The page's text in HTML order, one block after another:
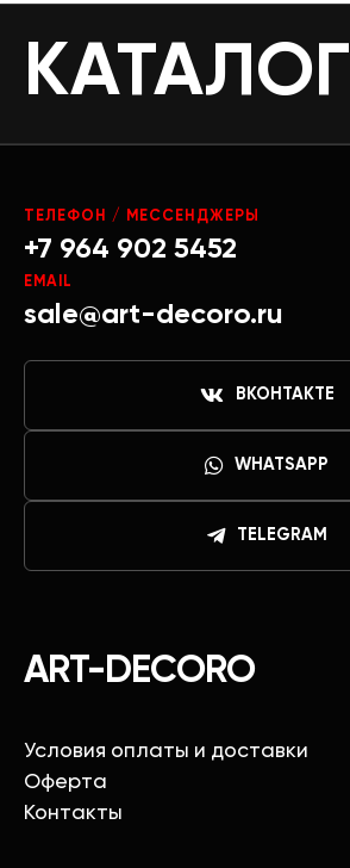
КАТАЛОГ
ART-DECORO
Условия оплаты и доставки
Оферта
Контакты
ТЕЛЕФОН / МЕССЕНДЖЕРЫ
+7 964 902 5452
EMAIL
sale@art-decoro.ru
ВКОНТАКТЕ
WHATSAPP
TELEGRAM